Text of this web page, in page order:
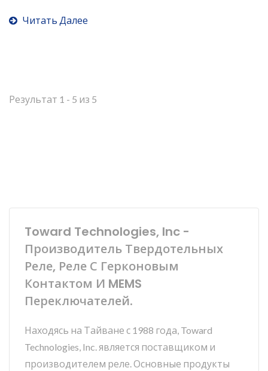
Читать Далее
Результат 1 - 5 из 5
Toward Technologies, Inc -
Производитель Твердотельных
Реле, Реле С Герконовым
Контактом И MEMS
Переключателей.
Находясь на Тайване с 1988 года, Toward
Technologies, Inc. является поставщиком и
производителем реле. Основные продукты